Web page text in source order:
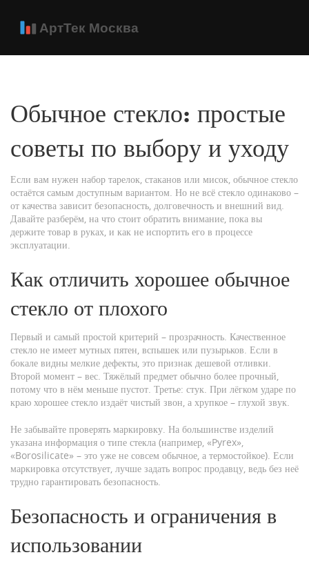
Обычное стекло: простые
советы по выбору и уходу
Если вам нужен набор тарелок, стаканов или мисок, обычное стекло
остаётся самым доступным вариантом. Но не всё стекло одинаково –
от качества зависит безопасность, долговечность и внешний вид.
Давайте разберём, на что стоит обратить внимание, пока вы
держите товар в руках, и как не испортить его в процессе
эксплуатации.
Как отличить хорошее обычное
стекло от плохого
Первый и самый простой критерий – прозрачность. Качественное
стекло не имеет мутных пятен, вспышек или пузырьков. Если в
бокале видны мелкие дефекты, это признак дешевой отливки.
Второй момент – вес. Тяжёлый предмет обычно более прочный,
потому что в нём меньше пустот. Третье: стук. При лёгком ударе по
краю хорошее стекло издаёт чистый звон, а хрупкое – глухой звук.
Не забывайте проверять маркировку. На большинстве изделий
указана информация о типе стекла (например, «Pyrex»,
«Borosilicate» – это уже не совсем обычное, а термостойкое). Если
маркировка отсутствует, лучше задать вопрос продавцу, ведь без неё
трудно гарантировать безопасность.
Безопасность и ограничения в
использовании